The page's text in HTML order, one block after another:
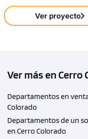
Ver proyecto
Ver más en Cerro
Departamentos en
Colorado
Departamentos de un
en Cerro Colorado